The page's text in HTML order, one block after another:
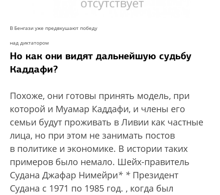
В Бенгази уже предвкушают победу
над диктатором
Но как они видят дальнейшую судьбу
Каддафи?
Похоже, они готовы принять модель, при
которой и Муамар Каддафи, и члены его
семьи будут проживать в Ливии как частные
лица, но при этом не занимать постов
в политике и экономике. В истории таких
примеров было немало. Шейх-правитель
Судана Джафар Нимейри* * Президент
Судана с 1971 по 1985 год. , когда был